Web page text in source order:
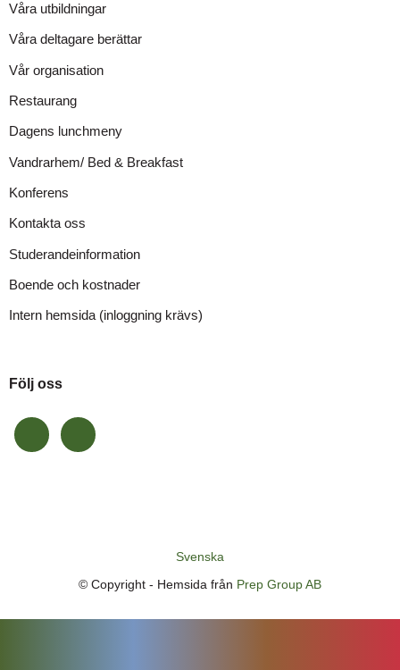
Våra utbildningar
Våra deltagare berättar
Vår organisation
Restaurang
Dagens lunchmeny
Vandrarhem/ Bed & Breakfast
Konferens
Kontakta oss
Studerandeinformation
Boende och kostnader
Intern hemsida (inloggning krävs)
Följ oss
Svenska
© Copyright - Hemsida från Prep Group AB